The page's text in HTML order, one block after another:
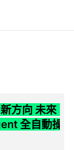
方向 未來
全自動操